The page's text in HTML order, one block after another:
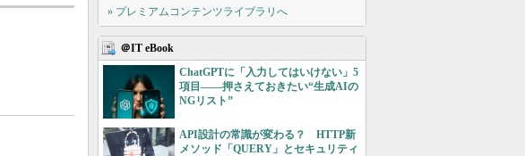
» プレミアムコンテンツライブラリへ
＠IT eBook
ChatGPTに「入力してはいけない」5
項目――押さえておきたい“生成AIの
NGリスト”
API設計の常識が変わる？ HTTP新
メソッド「QUERY」とセキュリティ